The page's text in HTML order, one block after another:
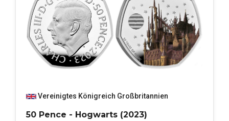
Vereinigtes Königreich Großbritannien
50 Pence - Hogwarts (2023)